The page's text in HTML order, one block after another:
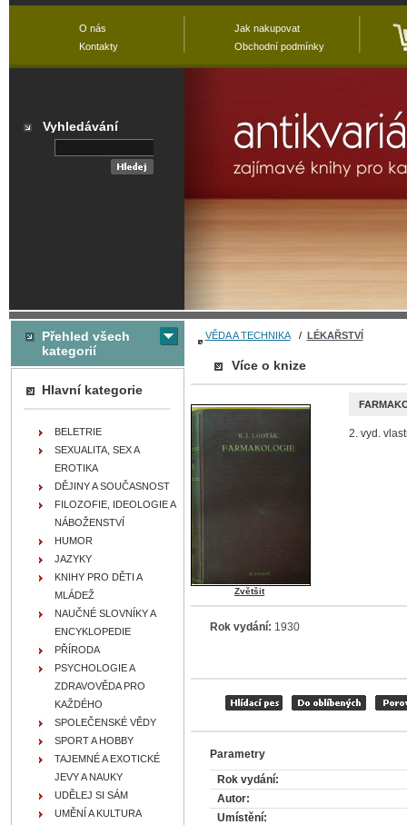
VĚDA A TECHNIKA/ LÉKAŘSTVÍ
Více o knize
Zvětšit
2. vyd.
Rok vydání: 1930
Parametry
Rok vydání:
Autor:
Umístění:
Přehled všech
kategorií
Hlavní kategorie
BELETRIE
SEXUALITA, SEX A
EROTIKA
DĚJINY A SOUČASNOST
FILOZOFIE, IDEOLOGIE A
NÁBOŽENSTVÍ
HUMOR
JAZYKY
KNIHY PRO DĚTI A
MLÁDEŽ
NAUČNÉ SLOVNÍKY A
ENCYKLOPEDIE
PŘÍRODA
PSYCHOLOGIE A
ZDRAVOVĚDA PRO
KAŽDÉHO
SPOLEČENSKÉ VĚDY
SPORT A HOBBY
TAJEMNÉ A EXOTICKÉ
JEVY A NAUKY
UDĚLEJ SI SÁM
UMĚNÍ A KULTURA
O nás
Kontakty
Jak nakupovat
Obchodní podmínky
Vyhledávání